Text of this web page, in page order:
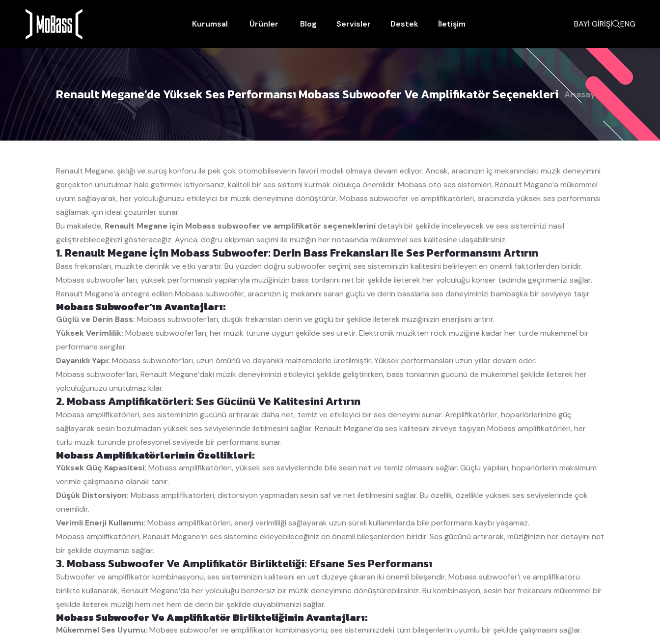
Kurumsal Ürünler Blog Servisler Destek İletişim BAYİ GİRİŞİ ENG
Renault Megane’de Yüksek Ses Performansı Mobass Subwoofer Ve Amplifikatör Seçenekleri Anasayfa
Renault Megane, şıklığı ve sürüş konforu ile pek çok otomobilseverin favori modeli olmaya devam ediyor. Ancak, aracınızın iç mekanındaki müzik deneyimini
gerçekten unutulmaz hale getirmek istiyorsanız, kaliteli bir ses sistemi kurmak oldukça önemlidir. Mobass oto ses sistemleri, Renault Megane’a mükemmel
uyum sağlayarak, her yolculuğunuzu etkileyici bir müzik deneyimine dönüştürür. Mobass subwoofer ve amplifikatörleri, aracınızda yüksek ses performansı
sağlamak için ideal çözümler sunar.
Bu makalede, Renault Megane için Mobass subwoofer ve amplifikatör seçeneklerinidetaylı bir şekilde inceleyecek ve ses sisteminizi nasıl
geliştirebileceğinizi göstereceğiz. Ayrıca, doğru ekipman seçimi ile müziğin her notasında mükemmel ses kalitesine ulaşabilirsiniz.
1. Renault Megane İçin Mobass Subwoofer: Derin Bass Frekansları Ile Ses Performansını Artırın
Bass frekansları, müzikte derinlik ve etki yaratır. Bu yüzden doğru subwoofer seçimi, ses sisteminizin kalitesini belirleyen en önemli faktörlerden biridir.
Mobass subwoofer'ları, yüksek performanslı yapılarıyla müziğinizin bass tonlarını net bir şekilde ileterek her yolculuğu konser tadında geçirmenizi sağlar.
Renault Megane’a entegre edilen Mobass subwoofer, aracınızın iç mekanını saran güçlü ve derin basslarla ses deneyiminizi bambaşka bir seviyeye taşır.
Mobass Subwoofer’ın Avantajları:
Güçlü ve Derin Bass: Mobass subwoofer’ları, düşük frekansları derin ve güçlü bir şekilde ileterek müziğinizin enerjisini artırır.
Yüksek Verimlilik: Mobass subwoofer’ları, her müzik türüne uygun şekilde ses üretir. Elektronik müzikten rock müziğine kadar her türde mükemmel bir
performans sergiler.
Dayanıklı Yapı: Mobass subwoofer’ları, uzun ömürlü ve dayanıklı malzemelerle üretilmiştir. Yüksek performansları uzun yıllar devam eder.
Mobass subwoofer’ları, Renault Megane’daki müzik deneyiminizi etkileyici şekilde geliştirirken, bass tonlarının gücünü de mükemmel şekilde ileterek her
yolculuğunuzu unutulmaz kılar.
2. Mobass Amplifikatörleri: Ses Gücünü Ve Kalitesini Artırın
Mobass amplifikatörleri, ses sisteminizin gücünü artırarak daha net, temiz ve etkileyici bir ses deneyimi sunar. Amplifikatörler, hoparlörlerinize güç
sağlayarak sesin bozulmadan yüksek ses seviyelerinde iletilmesini sağlar. Renault Megane’da ses kalitesini zirveye taşıyan Mobass amplifikatörleri, her
türlü müzik türünde profesyonel seviyede bir performans sunar.
Mobass Amplifikatörlerinin Özellikleri:
Yüksek Güç Kapasitesi: Mobass amplifikatörleri, yüksek ses seviyelerinde bile sesin net ve temiz olmasını sağlar. Güçlü yapıları, hoparlörlerin maksimum
verimle çalışmasına olanak tanır.
Düşük Distorsiyon: Mobass amplifikatörleri, distorsiyon yapmadan sesin saf ve net iletilmesini sağlar. Bu özellik, özellikle yüksek ses seviyelerinde çok
önemlidir.
Verimli Enerji Kullanımı: Mobass amplifikatörleri, enerji verimliliği sağlayarak uzun süreli kullanımlarda bile performans kaybı yaşamaz.
Mobass amplifikatörleri, Renault Megane’ın ses sistemine ekleyebileceğiniz en önemli bileşenlerden biridir. Ses gücünü artırarak, müziğinizin her detayını net
bir şekilde duymanızı sağlar.
3. Mobass Subwoofer Ve Amplifikatör Birlikteliği: Efsane Ses Performansı
Subwoofer ve amplifikatör kombinasyonu, ses sisteminizin kalitesini en üst düzeye çıkaran iki önemli bileşendir. Mobass subwoofer’ı ve amplifikatörü
birlikte kullanarak, Renault Megane’da her yolculuğu benzersiz bir müzik deneyimine dönüştürebilirsiniz. Bu kombinasyon, sesin her frekansını mükemmel bir
şekilde ileterek müziği hem net hem de derin bir şekilde duyabilmenizi sağlar.
Mobass Subwoofer Ve Amplifikatör Birlikteliğinin Avantajları:
Mükemmel Ses Uyumu: Mobass subwoofer ve amplifikatör kombinasyonu, ses sisteminizdeki tüm bileşenlerin uyumlu bir şekilde çalışmasını sağlar.